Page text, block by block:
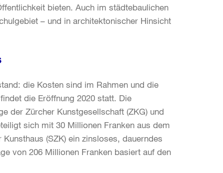
bieten. Auch im städtebaulichen
– und in architektonischer Hinsicht
die Kosten sind im Rahmen und die
die Eröffnung 2020 statt. Die
der Zürcher Kunstgesellschaft (ZKG) und
sich mit 30 Millionen Franken aus dem
(SZK) ein zinsloses, dauerndes
von 206 Millionen Franken basiert auf den